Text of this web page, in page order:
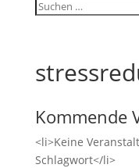
Kommende
<li>Keine
Schlagwort</li>